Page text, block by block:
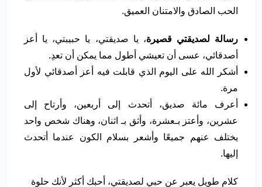
الحب الصادق والامتنان العميق.
رسالة لصديقتي قصيرة، يا صديقتي، يا حبيبتي، يا أعز
أصدقائي، عسى أن تعيشي أطول مما يمكن أن تعدِ.
أشكر الله على اليوم الذي قابلت فيه أعز أصدقائي لأول
مرة.
أعرف مائة صديق، أتحدث إلى أربعين، وأرتاح إلى
عشرين، وأعتز بـعشرة، وأثق بـ اثنان، وهناك شخص واحد
يختلف عنهم جميعًا وأشعر بسلام الكون عندما أتحدث
إليها.
كلام طويل يعبر عن حبي لصديقتي، أحبك أكثر لأنك حلوة